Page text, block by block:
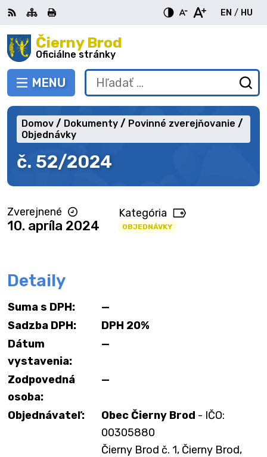
Preskočiť
na
obsah Čierny Brod
Oficiálne stránky
PREPNÚŤ
MENU
RSS MapaTlačiť
EN
English
/ HU
Hľadať:
č. 52/2024
Domov Dokumenty
Povinné zverejňovanie
Objednávky
Zverejnené
10. apríla 2024
Kategória
OBJEDNÁVKY
Detaily
Suma s DPH:
—
Sadzba DPH:
DPH 20%
Dátum
vystavenia:
—
Zodpovedná
osoba:
—
Objednávateľ: Obec Čierny Brod - IČO:
00305880
Čierny Brod č. 1, Čierny Brod,